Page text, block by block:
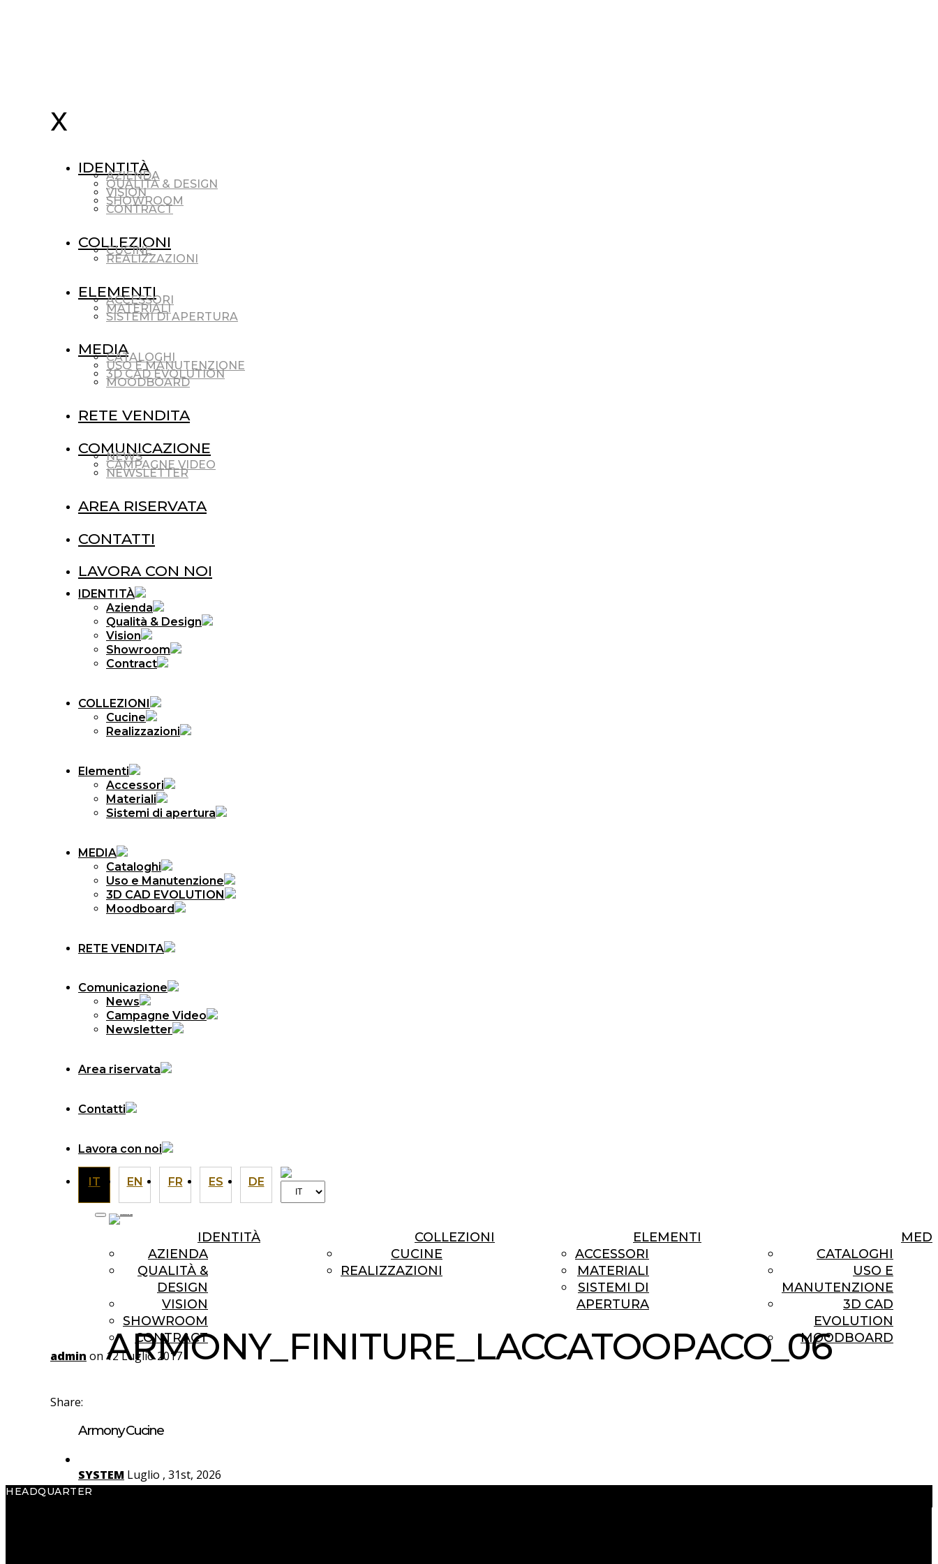
IDENTITÀ
AZIENDA
QUALITÀ & DESIGN
VISION
SHOWROOM
CONTRACT
COLLEZIONI
CUCINE
REALIZZAZIONI
ELEMENTI
ACCESSORI
MATERIALI
SISTEMI DI APERTURA
MEDIACATALOGHI
USO E MANUTENZIONE
3D CAD EVOLUTION
MOODBOARD
RETE VENDITA
COMUNICAZIONE
NEWS
CAMPAGNE VIDEO
NEWSLETTER
AREA RISERVATA
CONTATTI
LAVORA CON NOI
IDENTITÀ
Azienda
Qualità & Design
Vision
Showroom
Contract
COLLEZIONI
Cucine
Realizzazioni
Elementi
Accessori
Materiali
Sistemi di apertura
MEDIA
Cataloghi
Uso e Manutenzione
3D CAD EVOLUTION
Moodboard
RETE VENDITA
Comunicazione
News
Campagne Video
Newsletter
Area riservata
Contatti
Lavora con noi
IT EN FR ES DE
Scegli
una
IDENTITÀ
AZIENDA
QUALITÀ &
DESIGN
VISION
SHOWROOM
CONTRACT
COLLEZIONI
CUCINE
REALIZZAZIONI
ELEMENTI
ACCESSORI
MATERIALI
SISTEMI DI
APERTURA
CATALOGHI
USO E
MANUTENZIONE
3D CAD
EVOLUTION
MOODBOARD
ARMONY_FINITURE_LACCATOOPACO_06
admin on 12 Luglio 2017
Share:
Armony Cucine
SYSTEM Luglio , 31st, 2026
HEADQUARTER